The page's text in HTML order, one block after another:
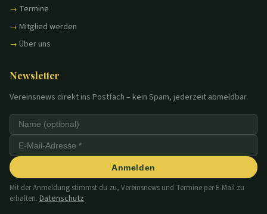
Termine
Mitglied werden
Über uns
Newsletter
Vereinsnews direkt ins Postfach – kein Spam, jederzeit abmeldbar.
Anmelden
Mit der Anmeldung stimmst du zu, Vereinsnews und Termine per E-Mail zu
erhalten. Datenschutz